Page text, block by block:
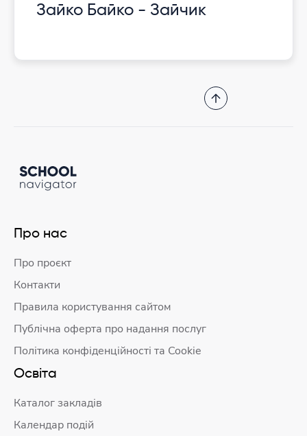
Зайко Байко - Зайчик
Про нас
Про проєкт
Контакти
Правила користування сайтом
Публічна оферта про надання послуг
Політика конфіденційності та Cookie
Освіта
Каталог закладів
Календар подій